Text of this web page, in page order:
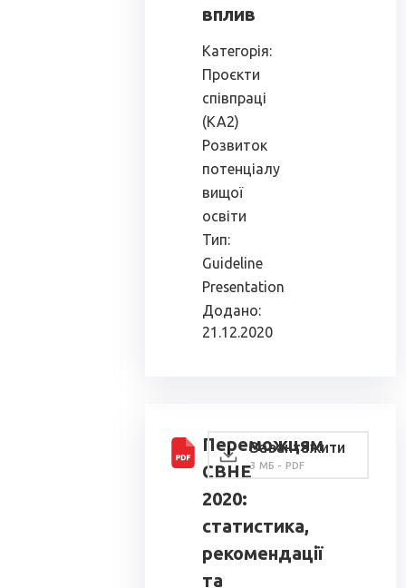
вплив
Категорія:
Проєкти
співпраці
(КА2)
Розвиток
потенціалу
вищої
освіти
Тип:
Guideline
Presentation
Додано:
21.12.2020
Переможцям
СВНЕ
2020:
статистика,
рекомендації
та
Завантажити
3 МБ - PDF